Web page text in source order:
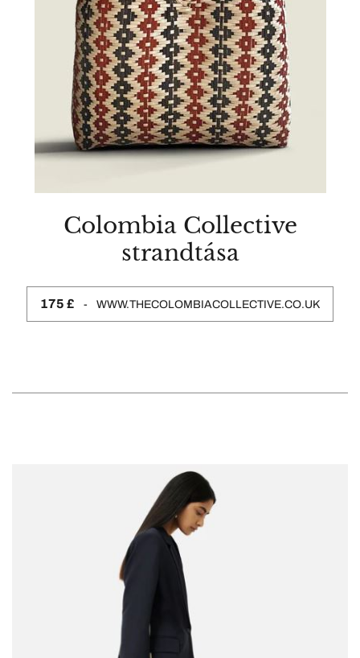
Colombia Collective
strandtása
175 £ WWW.THECOLOMBIACOLLECTIVE.CO.UK